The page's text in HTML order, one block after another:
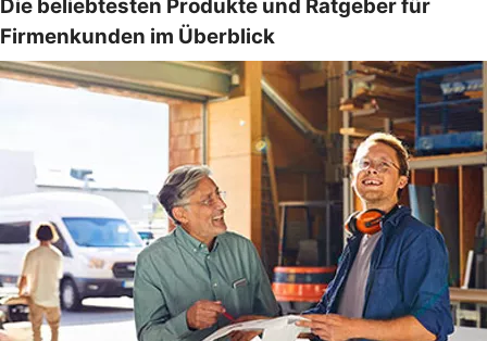
Die beliebtesten Produkte und Ratgeber für
Firmenkunden im Überblick